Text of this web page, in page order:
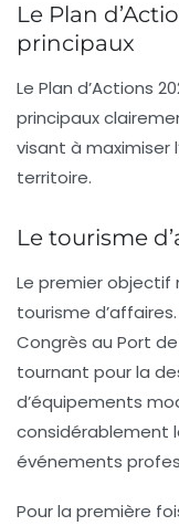
Le Plan
principaux
Le Plan d’Actions
principaux
visant à maximiser
territoire.
Le tourisme
Le premier objectif
tourisme d’affaires
Congrès au Port
tournant pour la
d’équipements
considérablement
événements
Pour la première